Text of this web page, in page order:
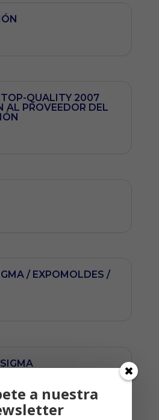
QUALITY 2007
AL PROVEEDOR DEL
/ EXPOMOLDES /
a nuestra